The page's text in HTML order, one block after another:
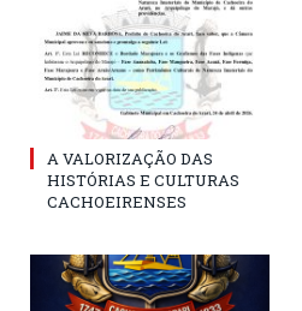
A VALORIZAÇÃO DAS
HISTÓRIAS E CULTURAS
CACHOEIRENSES